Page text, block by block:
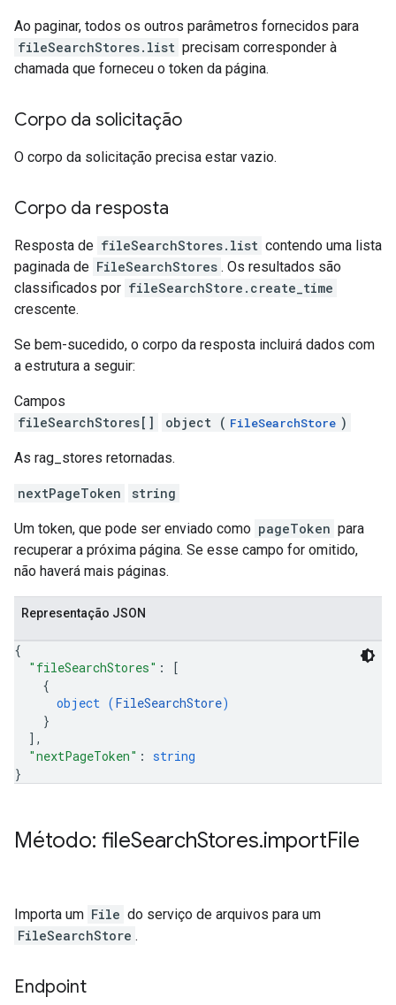
Ao paginar, todos os outros parâmetros fornecidos para
fileSearchStores.list precisam corresponder à
chamada que forneceu o token da página.
Corpo da solicitação
O corpo da solicitação precisa estar vazio.
Corpo da resposta
Resposta de fileSearchStores.list contendo uma lista
paginada de FileSearchStores . Os resultados são
classificados por fileSearchStore.create_time
crescente.
Se bem-sucedido, o corpo da resposta incluirá dados com
a estrutura a seguir:
Campos
fileSearchStores[]
object ( FileSearchStore )
As rag_stores retornadas.
nextPageToken string
Um token, que pode ser enviado como pageToken para
recuperar a próxima página. Se esse campo for omitido,
não haverá mais páginas.
Representação JSON
{
"fileSearchStores" :
[
{
object (FileSearchStore)
}
] ,
"nextPageToken" : string
}
Método: fileSearchStores.importFile
Importa um File do serviço de arquivos para um
FileSearchStore .
Endpoint